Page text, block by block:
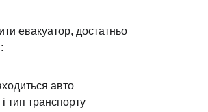
евакуатор, достатньо
авто
тип транспорту